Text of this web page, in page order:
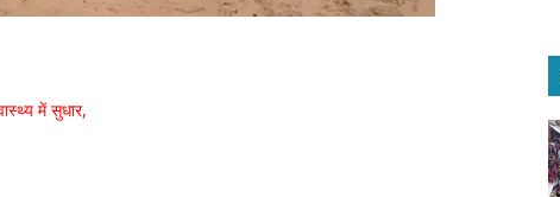
में सुधार,